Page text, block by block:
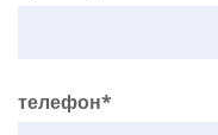
телефон*